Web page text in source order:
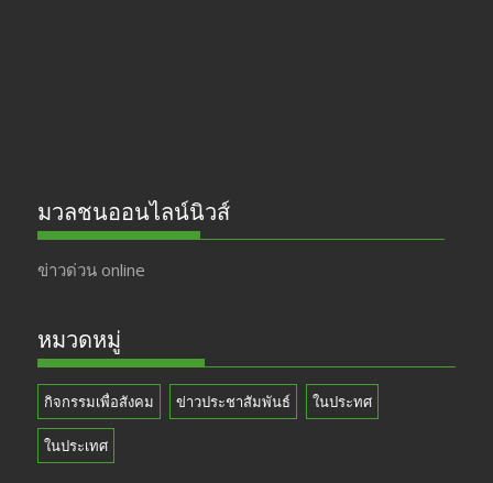
มวลชนออนไลน์นิวส์
ข่าวด่วน online
หมวดหมู่
กิจกรรมเพื่อสังคม ข่าวประชาสัมพันธ์ ในประทศ
ในประเทศ